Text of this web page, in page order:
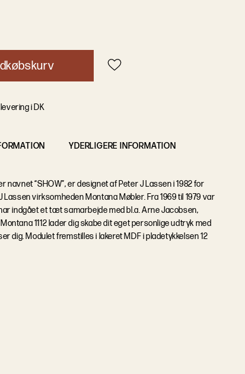
dkøbskurv
i DK
YDERLIGERE INFORMATION
navnet “SHOW”, er designet af Peter J Lassen i 1982 for
virksomheden Montana Møbler. Fra 1969 til 1979 var
indgået et tæt samarbejde med bl.a. Arne Jacobsen,
1112 lader dig skabe dit eget personlige udtryk med
dig. Modulet fremstilles i lakeret MDF i pladetykkelsen 12